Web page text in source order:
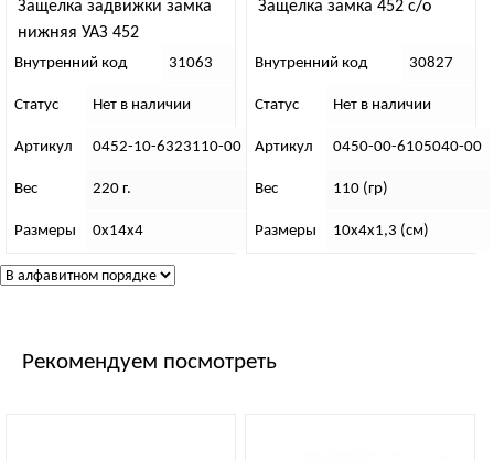
Защелка задвижки замка
нижняя УАЗ 452
Внутренний код 31063
Статус Нет в наличии
Артикул 0452-10-6323110-00
Вес 220 г.
Размеры 0х14х4
Защелка замка 452 с/о
Внутренний код 30827
Статус Нет в наличии
Артикул 0450-00-6105040-00
Вес 110 (гр)
Размеры 10х4х1,3 (см)
Рекомендуем посмотреть